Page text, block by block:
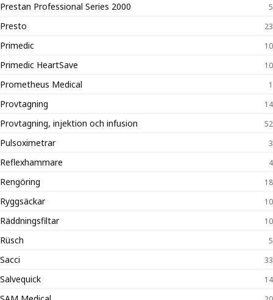
Prestan Professional Series 2000 5
Presto 23
Primedic 10
Primedic HeartSave 10
Prometheus Medical 1
Provtagning 14
Provtagning, injektion och infusion 52
Pulsoximetrar 3
Reflexhammare 4
Rengöring 18
Ryggsäckar 10
Räddningsfiltar 10
Rüsch 5
Sacci 33
Salvequick 14